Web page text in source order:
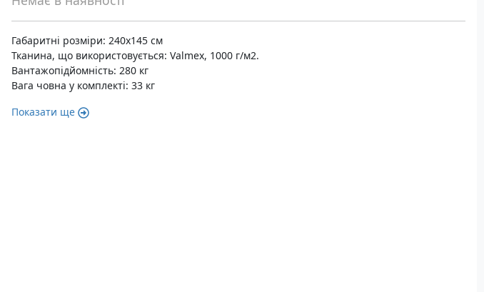
Габаритні розміри: 240x145 см
Тканина, що використовується: Valmex, 1000 г/м2.
Вантажопідйомність: 280 кг
Вага човна у комплекті: 33 кг
Показати ще